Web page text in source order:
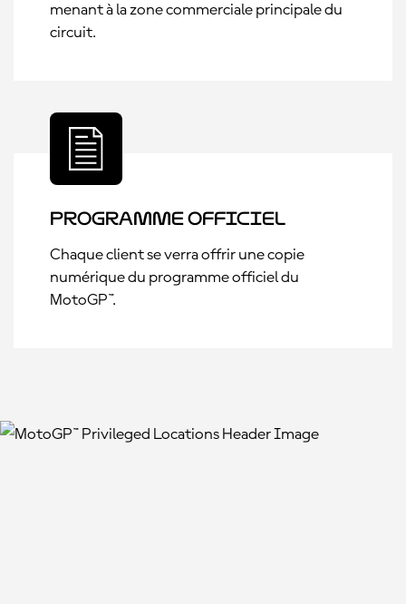
menant à la zone commerciale principale du
circuit.
Programme officiel
Chaque client se verra offrir une copie
numérique du programme officiel du
MotoGP™.